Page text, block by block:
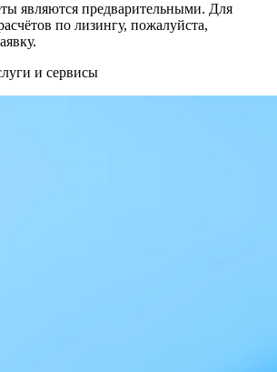
являются предварительными. Для
по лизингу, пожалуйста,
и сервисы